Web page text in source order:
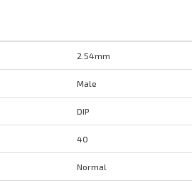
2.54mm
Male
DIP
40
Normal